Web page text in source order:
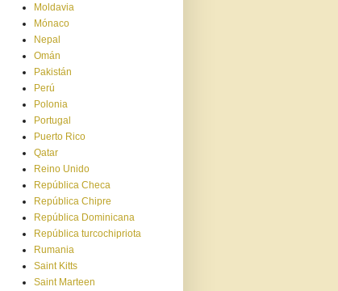
Moldavia
Mónaco
Nepal
Omán
Pakistán
Perú
Polonia
Portugal
Puerto Rico
Qatar
Reino Unido
República Checa
República Chipre
República Dominicana
República turcochipriota
Rumania
Saint Kitts
Saint Marteen